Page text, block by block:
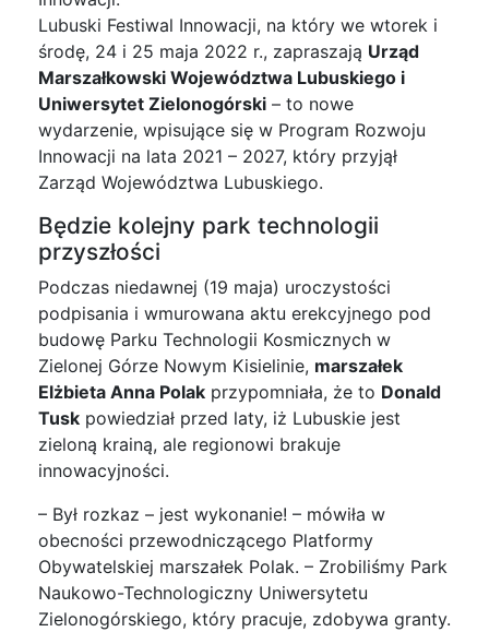
Lubuski Festiwal Innowacji, na który we wtorek i
środę, 24 i 25 maja 2022 r., zapraszają Urząd
Marszałkowski Województwa Lubuskiego i
Uniwersytet Zielonogórski – to nowe
wydarzenie, wpisujące się w Program Rozwoju
Innowacji na lata 2021 – 2027, który przyjął
Zarząd Województwa Lubuskiego.
Będzie kolejny park technologii
przyszłości
Podczas niedawnej (19 maja) uroczystości
podpisania i wmurowana aktu erekcyjnego pod
budowę Parku Technologii Kosmicznych w
Zielonej Górze Nowym Kisielinie, marszałek
Elżbieta Anna Polak przypomniała, że to Donald
Tusk powiedział przed laty, iż Lubuskie jest
zieloną krainą, ale regionowi brakuje
innowacyjności.
– Był rozkaz – jest wykonanie! – mówiła w
obecności przewodniczącego Platformy
Obywatelskiej marszałek Polak. – Zrobiliśmy Park
Naukowo-Technologiczny Uniwersytetu
Zielonogórskiego, który pracuje, zdobywa granty.